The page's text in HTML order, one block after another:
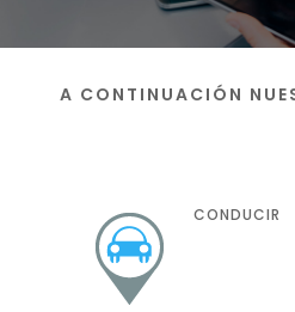
A CONTINUACIÓN
CONDUCIR